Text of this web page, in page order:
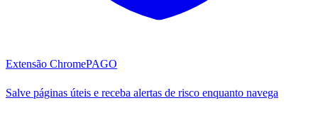
Extensão ChromePAGO
Salve páginas úteis e receba alertas de risco enquanto navega